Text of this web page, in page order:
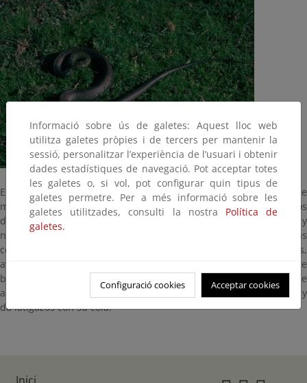
Es la más grande de las culebras españolas, hay ejemplares de
mas de dos metros de longitud. Habita numerosos biotopos
dentro de la región mediterránea. Activa entre marzo y
noviembre, con esporádicas observaciones invernales en las
comarcas más cálidas. Se alimenta de invertebrados, reptiles,
aves y mamíferos. Su mecanismo de defensa es la huida, si no le
basta, se erguirá sobre su parte posterior y atacará. Esto le hace
acreedor de la leyenda que dice que clava su cabeza en el suelo y
da latigazos con su cola.
Informació sobre ús de galetes: Aquest lloc web
utilitza galetes pròpies i de tercers per mantenir la
sessió, personalitzar l’experiència de l’usuari i obtenir
dades estadístiques de navegació. Pot acceptar totes
les galetes o, si vol, pot configurar quin tipus de
galetes permetre. Per a més informació sobre les
galetes utilitzades, consulti la nostra Política de
galetes.
Configuració cookies Acceptar cookies